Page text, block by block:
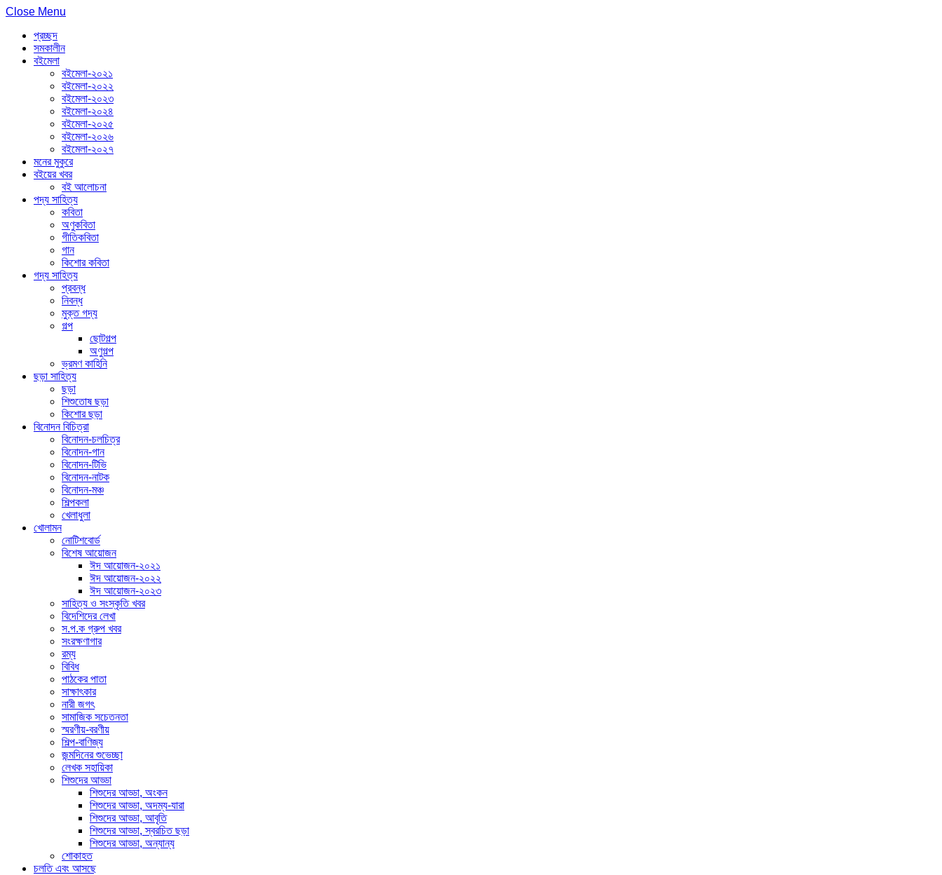
Close Menu
প্রচ্ছদ
সমকালীন
বইমেলা
বইমেলা-২০২১
বইমেলা-২০২২
বইমেলা-২০২৩
বইমেলা-২০২৪
বইমেলা-২০২৫
বইমেলা-২০২৬
বইমেলা-২০২৭
মনের মুকুরে
বইয়ের খবর
বই আলোচনা
পদ্য সাহিত্য
কবিতা
অণুকবিতা
গীতিকবিতা
গান
কিশোর কবিতা
গদ্য সাহিত্য
প্রবন্ধ
নিবন্ধ
মুক্ত গদ্য
গল্প
ছোটগল্প
অণুগল্প
ভ্রমণ কাহিনি
ছড়া সাহিত্য
ছড়া
শিশুতোষ ছড়া
কিশোর ছড়া
বিনোদন বিচিত্রা
বিনোদন-চলচিত্র
বিনোদন-গান
বিনোদন-টিভি
বিনোদন-নাটক
বিনোদন-মঞ্চ
শিল্পকলা
খেলাধুলা
খোলামন
নোটিশবোর্ড
বিশেষ আয়োজন
ঈদ আয়োজন-২০২১
ঈদ আয়োজন-২০২২
ঈদ আয়োজন-২০২৩
সাহিত্য ও সংস্কৃতি খবর
বিদেশিদের লেখা
স.প.ক গ্রুপ খবর
সংরক্ষণাগার
রম্য
বিবিধ
পাঠকের পাতা
সাক্ষাৎকার
নারী জগৎ
সামাজিক সচেতনতা
স্মরণীয়-বরণীয়
শিল্প-বাণিজ্য
জন্মদিনের শুভেচ্ছা
লেখক সহায়িকা
শিশুদের আড্ডা
শিশুদের আড্ডা, অংকন
শিশুদের আড্ডা, অদম্য-যারা
শিশুদের আড্ডা, আবৃতি
শিশুদের আড্ডা, স্বরচিত ছড়া
শিশুদের আড্ডা, অন্যান্য
শোকাহত
চলতি এবং আসছে